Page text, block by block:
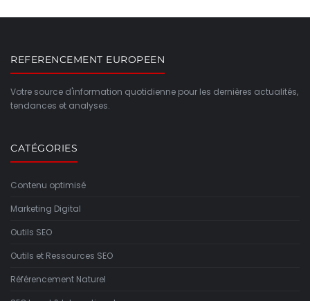
REFERENCEMENT EUROPEEN
Votre source d'information quotidienne pour les dernières actualités,
tendances et analyses.
CATÉGORIES
Contenu optimisé
Marketing Digital
Outils SEO
Outils et Ressources SEO
Référencement Naturel